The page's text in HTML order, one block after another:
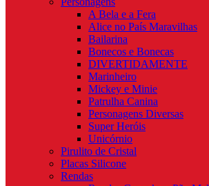
A Bela e a Fera
Alice no País Maravilhas
Bailarina
Bonecos e Bonecas
DIVERTIDAMENTE
Marinheiro
Mickey e Minie
Patrulha Canina
Personagens Diversas
Super Heróis
Unicórnio
Pirulito de Cristal
Placas Silicone
Rendas